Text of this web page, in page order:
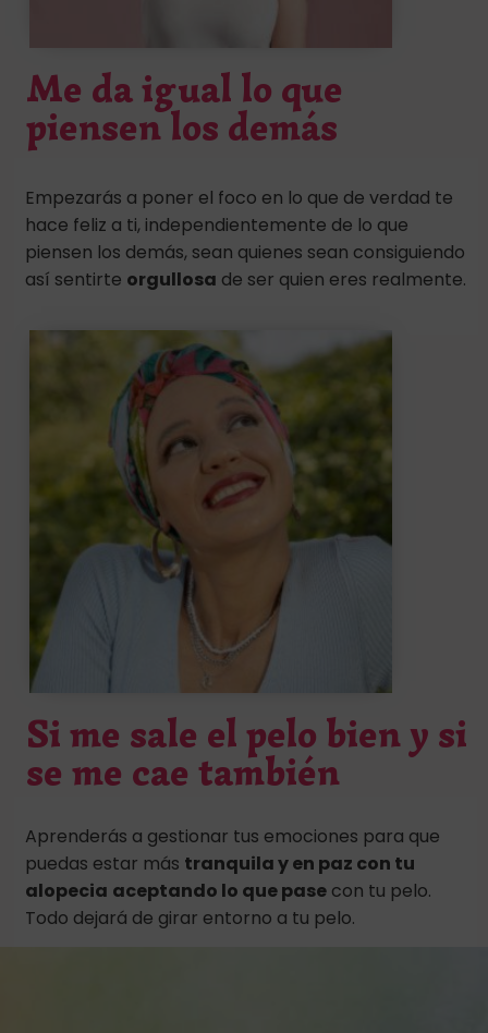
Me da igual lo que
piensen los demás
Empezarás a poner el foco en lo que de verdad te
hace feliz a ti, independientemente de lo que
piensen los demás, sean quienes sean consiguiendo
así sentirte orgullosa de ser quien eres realmente.
Si me sale el pelo bien y si
se me cae también
Aprenderás a gestionar tus emociones para que
puedas estar más tranquila y en paz con tu
alopecia aceptando lo que pase con tu pelo.
Todo dejará de girar entorno a tu pelo.